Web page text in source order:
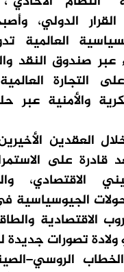
الدولي،
العالمية
عبر صندوق النقد
التجارة
والأمنية
العقدين
قادرة على
الاقتصادي،
الجيوسياسية
الاقتصادية
تصورات جديدة